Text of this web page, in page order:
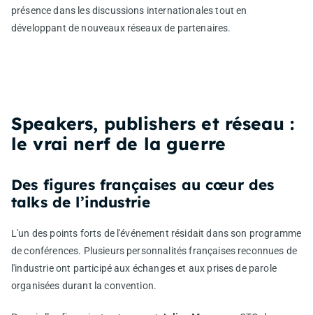
présence dans les discussions internationales tout en
développant de nouveaux réseaux de partenaires.
Speakers, publishers et réseau :
le vrai nerf de la guerre
Des figures françaises au cœur des
talks de l’industrie
L'un des points forts de l'événement résidait dans son programme
de conférences. Plusieurs personnalités françaises reconnues de
l'industrie ont participé aux échanges et aux prises de parole
organisées durant la convention.